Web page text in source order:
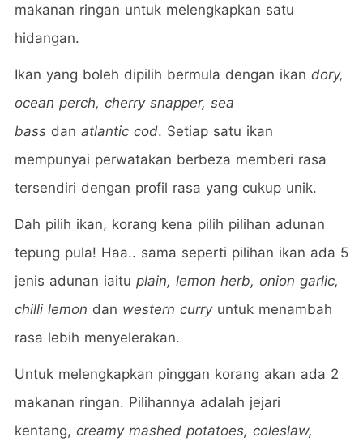
makanan ringan untuk melengkapkan satu
hidangan.
Ikan yang boleh dipilih bermula dengan ikan dory,
ocean perch, cherry snapper, sea
bass dan atlantic cod. Setiap satu ikan
mempunyai perwatakan berbeza memberi rasa
tersendiri dengan profil rasa yang cukup unik.
Dah pilih ikan, korang kena pilih pilihan adunan
tepung pula! Haa.. sama seperti pilihan ikan ada 5
jenis adunan iaitu plain, lemon herb, onion garlic,
chilli lemon dan western curryuntuk menambah
rasa lebih menyelerakan.
Untuk melengkapkan pinggan korang akan ada 2
makanan ringan. Pilihannya adalah jejari
kentang, creamy mashed potatoes, coleslaw,